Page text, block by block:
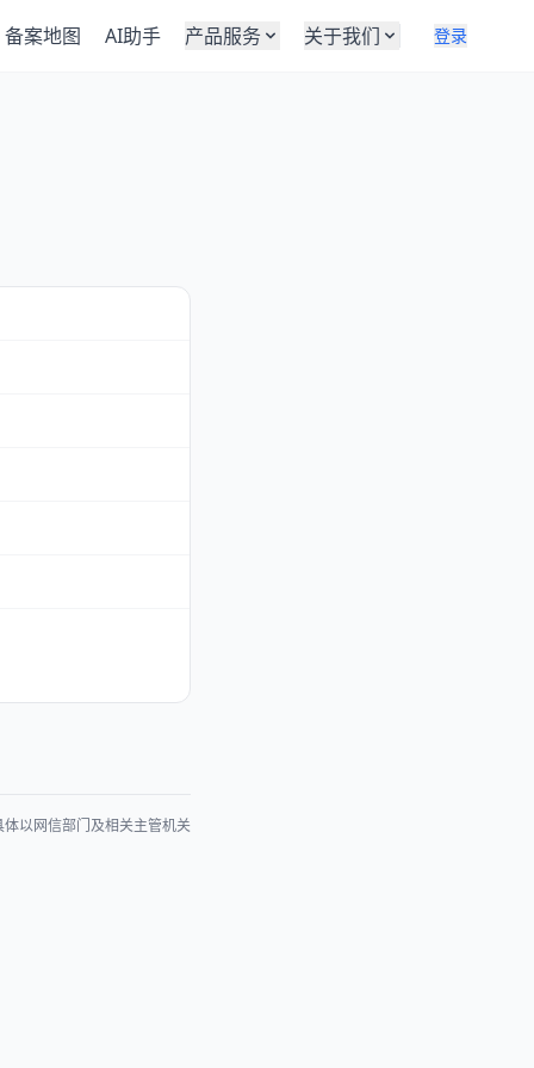
备案地图 AI助手 产品服务 关于我们 登录
以网信部门及相关主管机关